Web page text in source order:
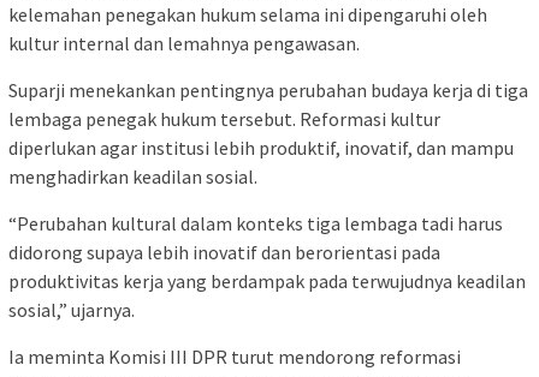
kelemahan penegakan hukum selama ini dipengaruhi oleh
kultur internal dan lemahnya pengawasan.
Suparji menekankan pentingnya perubahan budaya kerja di tiga
lembaga penegak hukum tersebut. Reformasi kultur
diperlukan agar institusi lebih produktif, inovatif, dan mampu
menghadirkan keadilan sosial.
“Perubahan kultural dalam konteks tiga lembaga tadi harus
didorong supaya lebih inovatif dan berorientasi pada
produktivitas kerja yang berdampak pada terwujudnya keadilan
sosial,” ujarnya.
Ia meminta Komisi III DPR turut mendorong reformasi